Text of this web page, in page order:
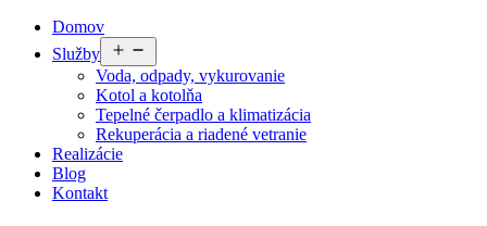
PreskočiťDomov
Služby
menu
Voda, odpady, vykurovanie
Kotol a kotolňa
Tepelné čerpadlo a klimatizácia
Rekuperácia a riadené vetranie
Realizácie
Blog
Kontakt